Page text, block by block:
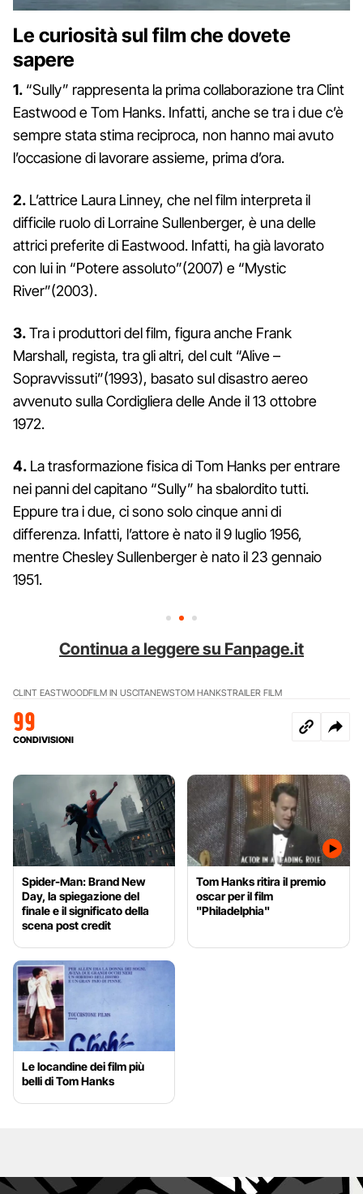
Le curiosità sul film che dovete
sapere
1. “Sully” rappresenta la prima collaborazione tra Clint
Eastwood e Tom Hanks. Infatti, anche se tra i due c’è
sempre stata stima reciproca, non hanno mai avuto
l’occasione di lavorare assieme, prima d’ora.
2. L’attrice Laura Linney, che nel film interpreta il
difficile ruolo di Lorraine Sullenberger, è una delle
attrici preferite di Eastwood. Infatti, ha già lavorato
con lui in “Potere assoluto”(2007) e “Mystic
River”(2003).
3.Tra i produttori del film, figura anche Frank
Marshall, regista, tra gli altri, del cult “Alive –
Sopravvissuti”(1993), basato sul disastro aereo
avvenuto sulla Cordigliera delle Ande il 13 ottobre
1972.
4. La trasformazione fisica di Tom Hanks per entrare
nei panni del capitano “Sully” ha sbalordito tutti.
Eppure tra i due, ci sono solo cinque anni di
differenza. Infatti, l’attore è nato il 9 luglio 1956,
mentre Chesley Sullenberger è nato il 23 gennaio
1951.
Continua a leggere su Fanpage.it
CLINT EASTWOODFILM IN USCITANEWSTOM HANKSTRAILER FILM
99
CONDIVISIONI
Spider-Man: Brand New
Day, la spiegazione del
finale e il significato della
scena post credit
Tom Hanks ritira il premio
oscar per il film
"Philadelphia"
Le locandine dei film più
belli di Tom Hanks